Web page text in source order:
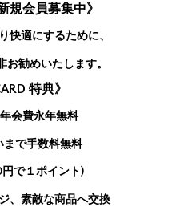
規会員募集中》
快適にするために、
勧めいたします。
特典》
会費永年無料
で手数料無料
で１ポイント)
、素敵な商品へ交換